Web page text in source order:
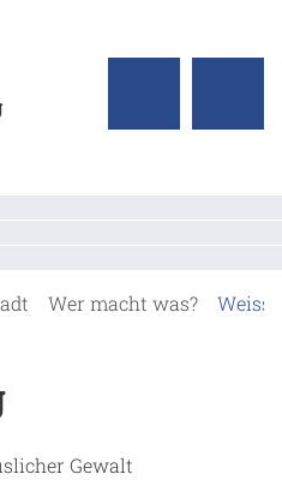
Wer macht was?
Gewalt